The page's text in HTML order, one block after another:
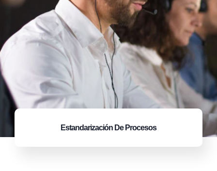
Estandarización De Procesos